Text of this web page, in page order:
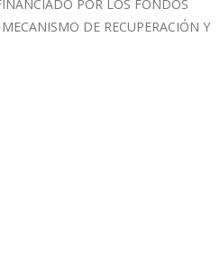
POR LOS FONDOS
DE RECUPERACIÓN Y